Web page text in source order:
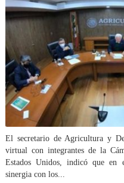
El secretario de Agricultura y
virtual con integrantes de la
Estados Unidos, indicó que en
sinergia con los...